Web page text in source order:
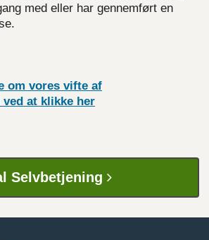
med eller har gennemført en
om vores vifte af
at klikke her
Selvbetjening